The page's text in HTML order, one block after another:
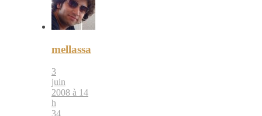
mellassa
3
juin
2008 à 14
h
34